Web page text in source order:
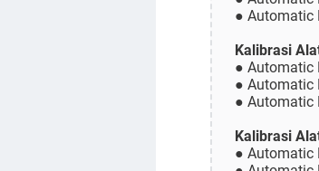
● Automatic
Kalibrasi
● Automatic
● Automatic
● Automatic
Kalibrasi
● Automatic